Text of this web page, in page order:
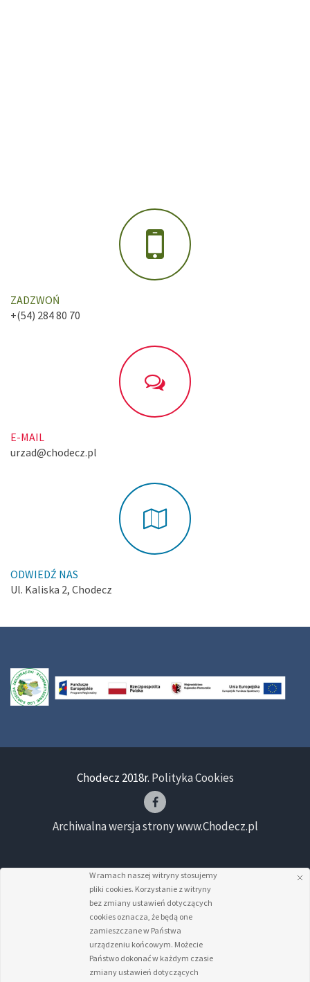
ZADZWOŃ
+(54) 284 80 70
E-MAIL
urzad@chodecz.pl
ODWIEDŹ NAS
Ul. Kaliska 2, Chodecz
Chodecz 2018r. Polityka Cookies
Archiwalna wersja strony www.Chodecz.pl
W ramach naszej witryny stosujemy
pliki cookies. Korzystanie z witryny
bez zmiany ustawień dotyczących
cookies oznacza, że będą one
zamieszczane w Państwa
urządzeniu końcowym. Możecie
Państwo dokonać w każdym czasie
zmiany ustawień dotyczących